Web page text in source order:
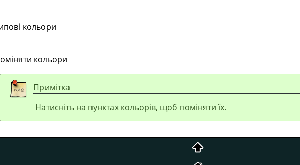
кольори
кольори
Примітка
Натисніть на пунктах кольорів, щоб поміняти їх.